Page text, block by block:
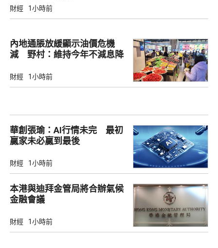
財經 1小時前
內地通脹放緩顯示油價危機
減 野村：維持今年‌不減息降
財經 1小時前
華創張瑜：AI行情未完 最初
贏家未必贏到最後
財經 1小時前
本港與迪拜金管局將合辦氣候
金融會議
財經 1小時前